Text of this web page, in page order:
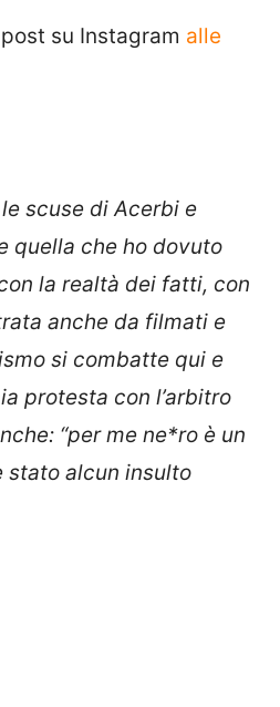
su Instagram alle
scuse di Acerbi e
quella che ho dovuto
la realtà dei fatti, con
anche da filmati e
si combatte qui e
protesta con l’arbitro
“per me ne*ro è un
stato alcun insulto